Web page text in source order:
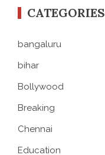
CATEGORIES
bangaluru
bihar
Bollywood
Breaking
Chennai
Education